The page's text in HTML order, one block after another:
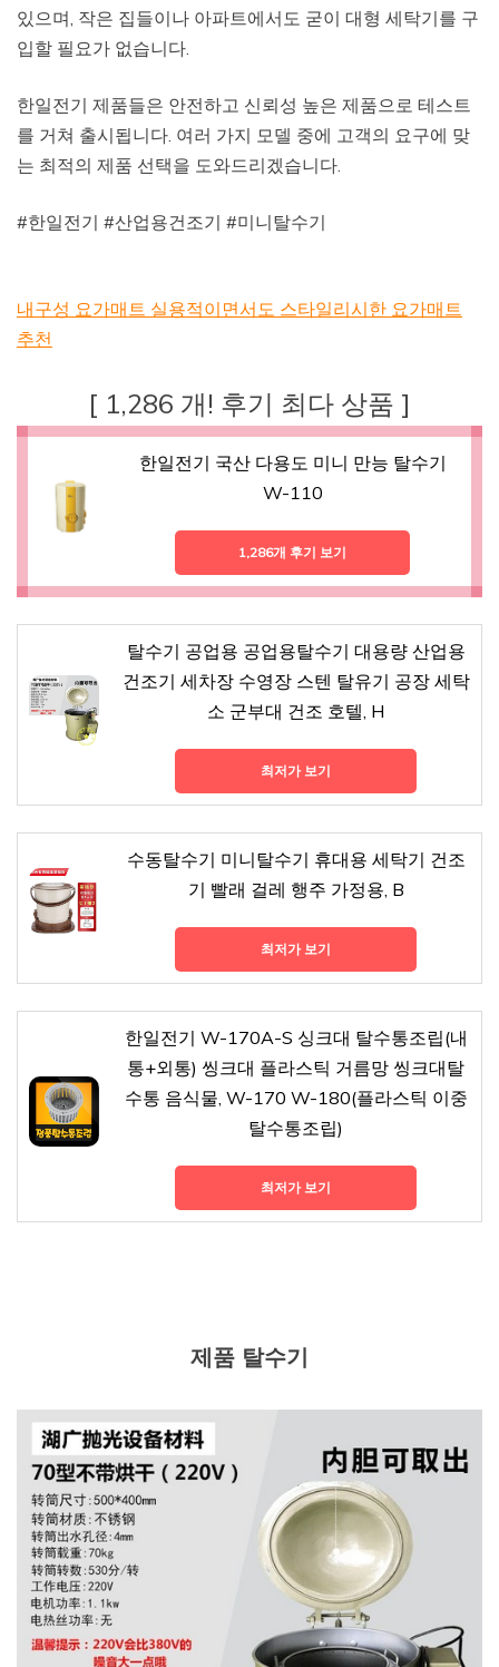
있으며, 작은 집들이나 아파트에서도 굳이 대형 세탁기를 구
입할 필요가 없습니다.
한일전기 제품들은 안전하고 신뢰성 높은 제품으로 테스트
를 거쳐 출시됩니다. 여러 가지 모델 중에 고객의 요구에 맞
는 최적의 제품 선택을 도와드리겠습니다.
#한일전기 #산업용건조기 #미니탈수기
내구성 요가매트 실용적이면서도 스타일리시한 요가매트
추천
[ 1,286 개! 후기 최다 상품 ]
한일전기 국산 다용도 미니 만능 탈수기
W-110
1,286개 후기 보기
탈수기 공업용 공업용탈수기 대용량 산업용
건조기 세차장 수영장 스텐 탈유기 공장 세탁
소 군부대 건조 호텔, H
최저가 보기
수동탈수기 미니탈수기 휴대용 세탁기 건조
기 빨래 걸레 행주 가정용, B
최저가 보기
한일전기 W-170A-S 싱크대 탈수통조립(내
통+외통) 씽크대 플라스틱 거름망 씽크대탈
수통 음식물, W-170 W-180(플라스틱 이중
탈수통조립)
최저가 보기
제품 탈수기